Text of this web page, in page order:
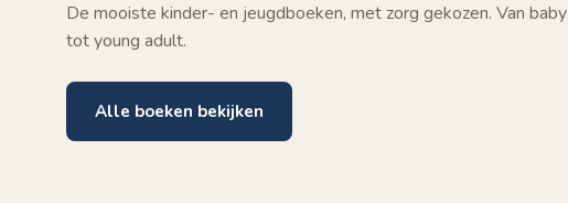
De mooiste kinder- en jeugdboeken, met zorg gekozen. Van baby
tot young adult.
Alle boeken bekijken